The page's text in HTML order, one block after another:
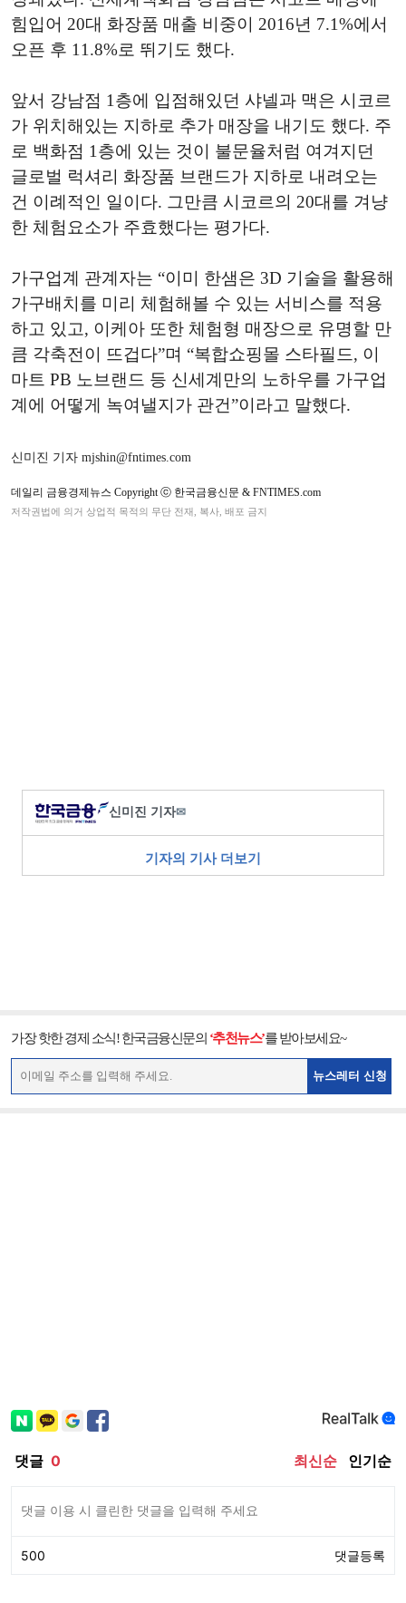
힘입어 20대 화장품 매출 비중이 2016년 7.1%에서
오픈 후 11.8%로 뛰기도 했다.
앞서 강남점 1층에 입점해있던 샤넬과 맥은 시코르
가 위치해있는 지하로 추가 매장을 내기도 했다. 주
로 백화점 1층에 있는 것이 불문율처럼 여겨지던
글로벌 럭셔리 화장품 브랜드가 지하로 내려오는
건 이례적인 일이다. 그만큼 시코르의 20대를 겨냥
한 체험요소가 주효했다는 평가다.
가구업계 관계자는 “이미 한샘은 3D 기술을 활용해
가구배치를 미리 체험해볼 수 있는 서비스를 적용
하고 있고, 이케아 또한 체험형 매장으로 유명할 만
큼 각축전이 뜨겁다”며 “복합쇼핑몰 스타필드, 이
마트 PB 노브랜드 등 신세계만의 노하우를 가구업
계에 어떻게 녹여낼지가 관건”이라고 말했다.
신미진 기자 mjshin@fntimes.com
데일리 금융경제뉴스 Copyright ⓒ 한국금융신문 & FNTIMES.com
저작권법에 의거 상업적 목적의 무단 전재, 복사, 배포 금지
신미진 기자✉
기자의 기사 더보기
가장 핫한 경제 소식! 한국금융신문의 ‘추천뉴스’를 받아보세요~
뉴스레터 신청